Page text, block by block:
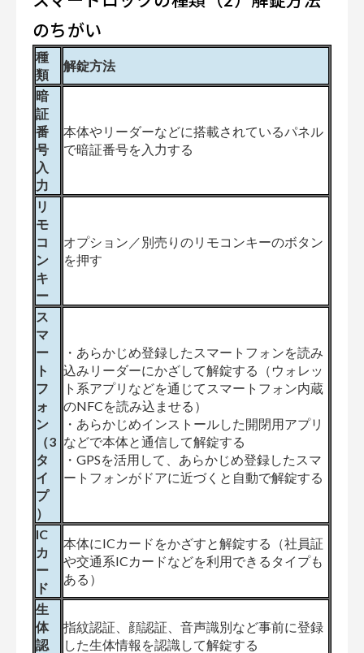
のちがい
種
類
解錠方法
暗
証
番
号
入
力
本体やリーダーなどに搭載されているパネル
で暗証番号を入力する
リ
モ
コ
ン
キ
ー
オプション／別売りのリモコンキーのボタン
を押す
ス
マ
ー
ト
フ
ォ
ン
（3
タ
イ
プ
）
・あらかじめ登録したスマートフォンを読み
込みリーダーにかざして解錠する（ウォレッ
ト系アプリなどを通じてスマートフォン内蔵
のNFCを読み込ませる）
・あらかじめインストールした開閉用アプリ
などで本体と通信して解錠する
・GPSを活用して、あらかじめ登録したスマ
ートフォンがドアに近づくと自動で解錠する
IC
カ
ー
ド
本体にICカードをかざすと解錠する（社員証
や交通系ICカードなどを利用できるタイプも
ある）
生
体
認
指紋認証、顔認証、音声識別など事前に登録
した生体情報を認識して解錠する